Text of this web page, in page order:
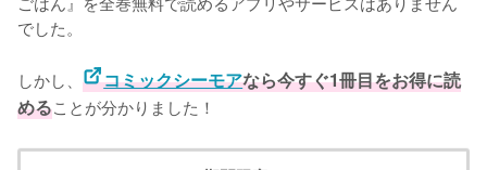
でした。
しかし、 コミックシーモアなら今すぐ1冊目をお得に読
めることが分かりました！